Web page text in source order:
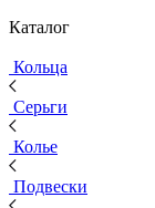
Каталог
Кольца
Серьги
Колье
Подвески